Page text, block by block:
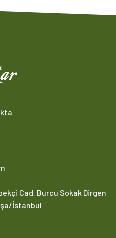
Cad. Burcu Sokak Dirgen
İstanbul